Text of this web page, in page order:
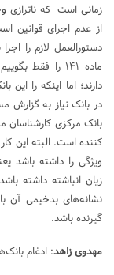
زمانی است که ناترازی
از عدم اجرای قوانین
دستورالعمل لازم را
ماده ۱۴۱ را
دارند؛ اما اینکه را
در بانک نیاز به گزارش
بانک مرکزی کارشناسان
کننده است. البته این
ویژگی را داشته باشد
زیان انباشته داشته
نشانه‌های بدخیمی آن
گیرنده باشد.
مهدوی زاهد: ادغام